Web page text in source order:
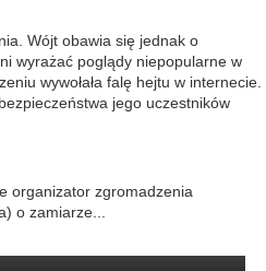
Wójt obawia się jednak o
wyrażać poglądy niepopularne w
wywołała falę hejtu w internecie.
jego uczestników
organizator zgromadzenia
o zamiarze...